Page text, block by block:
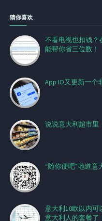
猜你喜欢
不看电视也扣钱？
能帮你省三位数！
App IO又更新一个
说说意大利超市里
“随你便吧”地道意
意大利10欧以内
意大利人的套餐了